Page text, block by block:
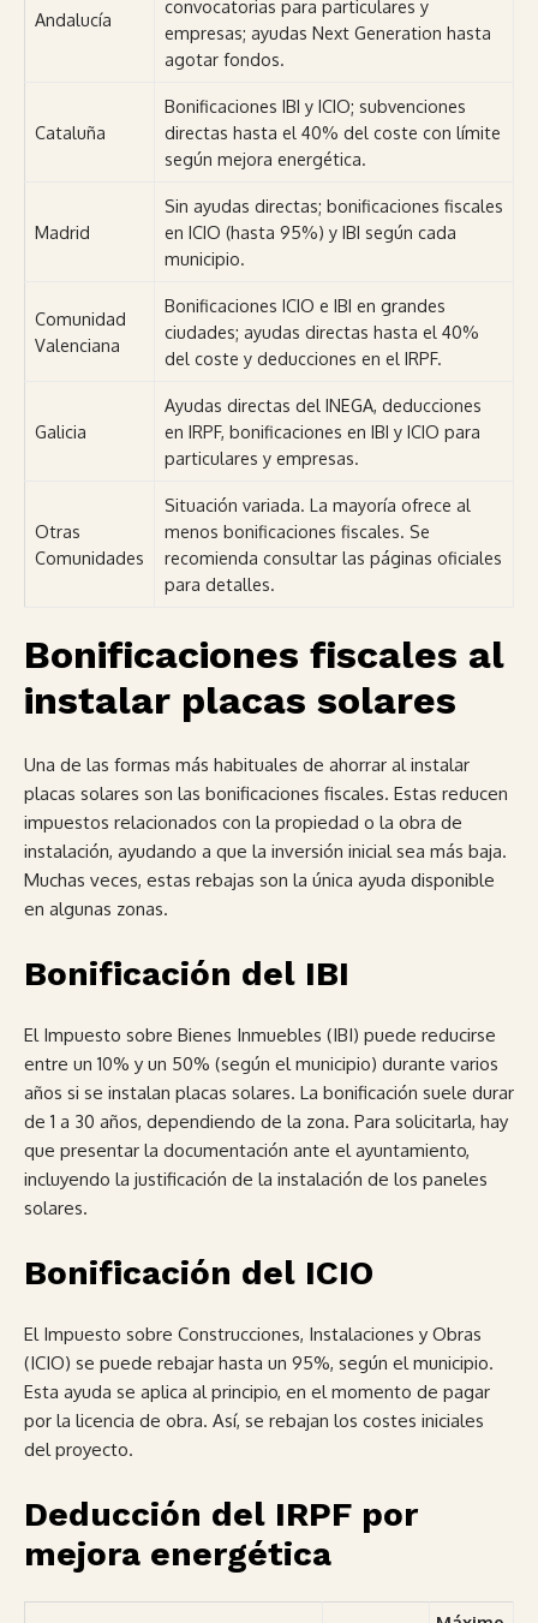
Andalucía
convocatorias para particulares y
empresas; ayudas Next Generation hasta
agotar fondos.
Cataluña
Bonificaciones IBI y ICIO; subvenciones
directas hasta el 40% del coste con límite
según mejora energética.
Madrid
Sin ayudas directas; bonificaciones fiscales
en ICIO (hasta 95%) y IBI según cada
municipio.
Comunidad
Valenciana
Bonificaciones ICIO e IBI en grandes
ciudades; ayudas directas hasta el 40%
del coste y deducciones en el IRPF.
Galicia
Ayudas directas del INEGA, deducciones
en IRPF, bonificaciones en IBI y ICIO para
particulares y empresas.
Otras
Comunidades
Situación variada. La mayoría ofrece al
menos bonificaciones fiscales. Se
recomienda consultar las páginas oficiales
para detalles.
Bonificaciones fiscales al
instalar placas solares
Una de las formas más habituales de ahorrar al instalar
placas solares son las bonificaciones fiscales. Estas reducen
impuestos relacionados con la propiedad o la obra de
instalación, ayudando a que la inversión inicial sea más baja.
Muchas veces, estas rebajas son la única ayuda disponible
en algunas zonas.
Bonificación del IBI
El Impuesto sobre Bienes Inmuebles (IBI) puede reducirse
entre un 10% y un 50% (según el municipio) durante varios
años si se instalan placas solares. La bonificación suele durar
de 1 a 30 años, dependiendo de la zona. Para solicitarla, hay
que presentar la documentación ante el ayuntamiento,
incluyendo la justificación de la instalación de los paneles
solares.
Bonificación del ICIO
El Impuesto sobre Construcciones, Instalaciones y Obras
(ICIO) se puede rebajar hasta un 95%, según el municipio.
Esta ayuda se aplica al principio, en el momento de pagar
por la licencia de obra. Así, se rebajan los costes iniciales
del proyecto.
Deducción del IRPF por
mejora energética